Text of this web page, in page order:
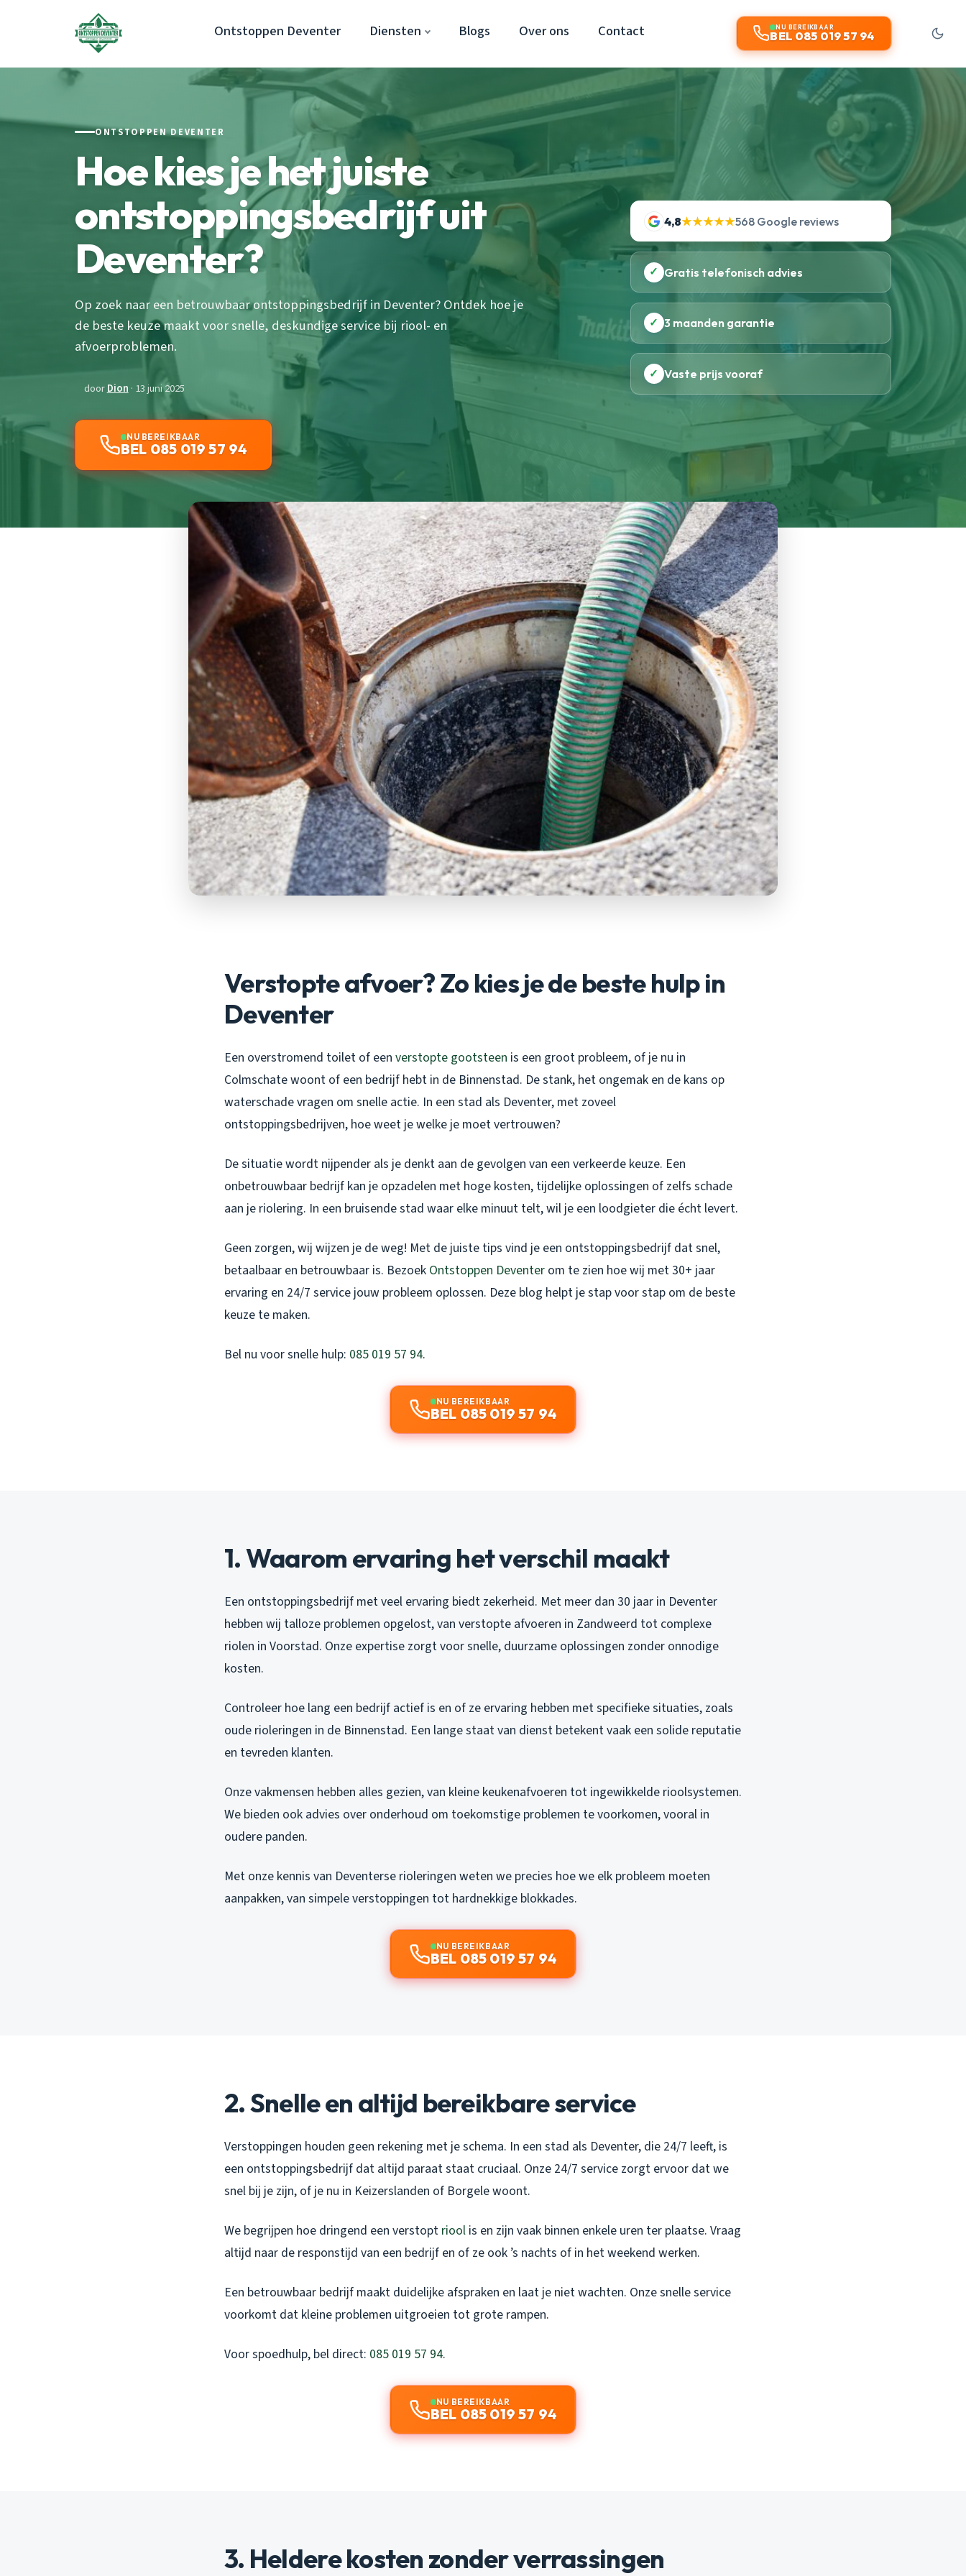
Ontstoppen Deventer Diensten Blogs Over ons Contact NU BEREIKBAAR
BEL 085 019 57 94
ONTSTOPPEN DEVENTER
Hoe kies je het juiste
ontstoppingsbedrijf uit
Deventer?
Op zoek naar een betrouwbaar ontstoppingsbedrijf in Deventer? Ontdek hoe je
de beste keuze maakt voor snelle, deskundige service bij riool- en
afvoerproblemen.
doorDion · 13 juni 2025
NU BEREIKBAAR
BEL 085 019 57 94
4,8★★★★★568 Google reviews
✓ Gratis telefonisch advies
✓ 3 maanden garantie
✓ Vaste prijs vooraf
Verstopte afvoer? Zo kies je de beste hulp in
Deventer
Een overstromend toilet of een verstopte gootsteen is een groot probleem, of je nu in
Colmschate woont of een bedrijf hebt in de Binnenstad. De stank, het ongemak en de kans op
waterschade vragen om snelle actie. In een stad als Deventer, met zoveel
ontstoppingsbedrijven, hoe weet je welke je moet vertrouwen?
De situatie wordt nijpender als je denkt aan de gevolgen van een verkeerde keuze. Een
onbetrouwbaar bedrijf kan je opzadelen met hoge kosten, tijdelijke oplossingen of zelfs schade
aan je riolering. In een bruisende stad waar elke minuut telt, wil je een loodgieter die écht levert.
Geen zorgen, wij wijzen je de weg! Met de juiste tips vind je een ontstoppingsbedrijf dat snel,
betaalbaar en betrouwbaar is. Bezoek Ontstoppen Deventer om te zien hoe wij met 30+ jaar
ervaring en 24/7 service jouw probleem oplossen. Deze blog helpt je stap voor stap om de beste
keuze te maken.
Bel nu voor snelle hulp: 085 019 57 94.
NU BEREIKBAAR
BEL 085 019 57 94
1. Waarom ervaring het verschil maakt
Een ontstoppingsbedrijf met veel ervaring biedt zekerheid. Met meer dan 30 jaar in Deventer
hebben wij talloze problemen opgelost, van verstopte afvoeren in Zandweerd tot complexe
riolen in Voorstad. Onze expertise zorgt voor snelle, duurzame oplossingen zonder onnodige
kosten.
Controleer hoe lang een bedrijf actief is en of ze ervaring hebben met specifieke situaties, zoals
oude rioleringen in de Binnenstad. Een lange staat van dienst betekent vaak een solide reputatie
en tevreden klanten.
Onze vakmensen hebben alles gezien, van kleine keukenafvoeren tot ingewikkelde rioolsystemen.
We bieden ook advies over onderhoud om toekomstige problemen te voorkomen, vooral in
oudere panden.
Met onze kennis van Deventerse rioleringen weten we precies hoe we elk probleem moeten
aanpakken, van simpele verstoppingen tot hardnekkige blokkades.
NU BEREIKBAAR
BEL 085 019 57 94
2. Snelle en altijd bereikbare service
Verstoppingen houden geen rekening met je schema. In een stad als Deventer, die 24/7 leeft, is
een ontstoppingsbedrijf dat altijd paraat staat cruciaal. Onze 24/7 service zorgt ervoor dat we
snel bij je zijn, of je nu in Keizerslanden of Borgele woont.
We begrijpen hoe dringend een verstopt riool is en zijn vaak binnen enkele uren ter plaatse. Vraag
altijd naar de responstijd van een bedrijf en of ze ook ’s nachts of in het weekend werken.
Een betrouwbaar bedrijf maakt duidelijke afspraken en laat je niet wachten. Onze snelle service
voorkomt dat kleine problemen uitgroeien tot grote rampen.
Voor spoedhulp, bel direct: 085 019 57 94.
NU BEREIKBAAR
BEL 085 019 57 94
3. Heldere kosten zonder verrassingen